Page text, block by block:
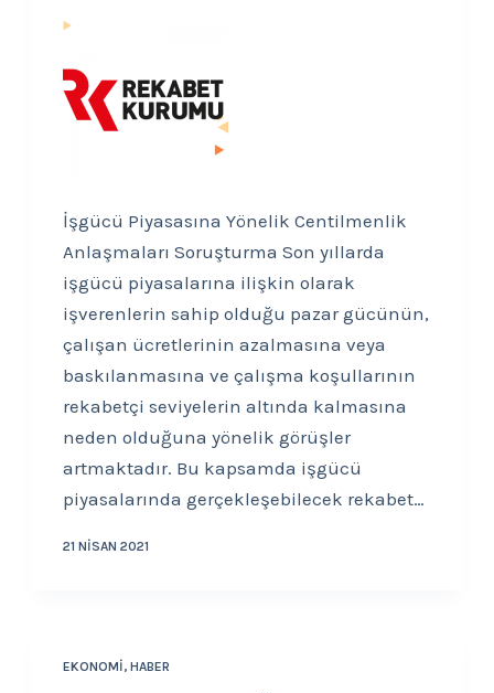
İşgücü Piyasasına Yönelik Centilmenlik
Anlaşmaları Soruşturma Son yıllarda
işgücü piyasalarına ilişkin olarak
işverenlerin sahip olduğu pazar gücünün,
çalışan ücretlerinin azalmasına veya
baskılanmasına ve çalışma koşullarının
rekabetçi seviyelerin altında kalmasına
neden olduğuna yönelik görüşler
artmaktadır. Bu kapsamda işgücü
piyasalarında gerçekleşebilecek rekabet…
21 NISAN 2021
EKONOMI, HABER